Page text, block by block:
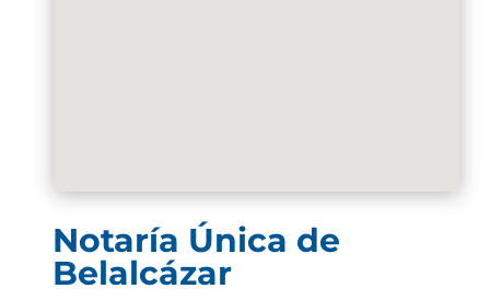
Notaría Única de
Belalcázar